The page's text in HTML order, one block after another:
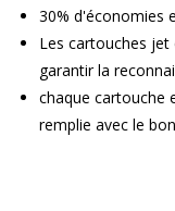
30% d'économies
Les cartouches jet
garantir la
chaque cartouche
remplie avec le